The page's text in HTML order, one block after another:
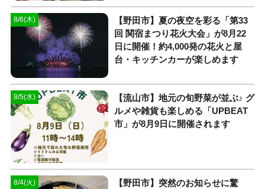
8/6(木)
【野田市】夏の夜空を彩る「第33
回 関宿まつり花火大会」が8月22
日に開催！約4,000発の花火と屋
台・キッチンカーが楽しめます
8/5(水)
【流山市】地元の旬野菜が並ぶ♪ グ
ルメや雑貨も楽しめる「UPBEAT
市」が8月9日に開催されます
8/4(火)
【野田市】突然のお知らせに驚